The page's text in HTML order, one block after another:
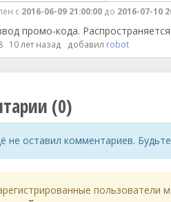
с 2016-06-09 21:00:00 до 2016-07-10
промо-кода.
10 лет назад добавил robot
(0)
не оставил комментариев.
пользователи